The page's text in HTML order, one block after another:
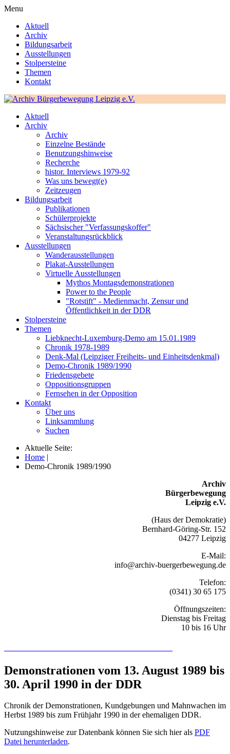
Menu
Aktuell
Archiv
Bildungsarbeit
Ausstellungen
Stolpersteine
Themen
Kontakt
Aktuell
Archiv
Archiv
Einzelne Bestände
Benutzungshinweise
Recherche
histor. Interviews 1979-92
Was uns bewegt(e)
Zeitzeugen
Bildungsarbeit
Publikationen
Schülerprojekte
Sächsischer "Verfassungskoffer"
Veranstaltungsrückblick
Ausstellungen
Wanderausstellungen
Plakat-Ausstellungen
Virtuelle Ausstellungen
Mythos Montagsdemonstrationen
Power to the People
"Rotstift" - Medienmacht, Zensur und
Öffentlichkeit in der DDR
Stolpersteine
Themen
Liebknecht-Luxemburg-Demo am 15.01.1989
Chronik 1978-1989
Denk-Mal (Leipziger Freiheits- und Einheitsdenkmal)
Demo-Chronik 1989/1990
Friedensgebete
Oppositionsgruppen
Fernsehen in der Opposition
Kontakt
Über uns
Linksammlung
Suchen
Aktuelle Seite:
Home |
Demo-Chronik 1989/1990
Archiv
Bürgerbewegung
Leipzig e.V.
(Haus der Demokratie)
Bernhard-Göring-Str. 152
04277 Leipzig
E-Mail:
info@archiv-buergerbewegung.de
Telefon:
(0341) 30 65 175
Öffnungszeiten:
Dienstag bis Freitag
10 bis 16 Uhr
Demonstrationen vom 13. August 1989 bis
30. April 1990 in der DDR
Chronik der Demonstrationen, Kundgebungen und Mahnwachen im
Herbst 1989 bis zum Frühjahr 1990 in der ehemaligen DDR.
Nutzungshinweise zur Datenbank können Sie sich hier als PDF
Datei herunterladen.